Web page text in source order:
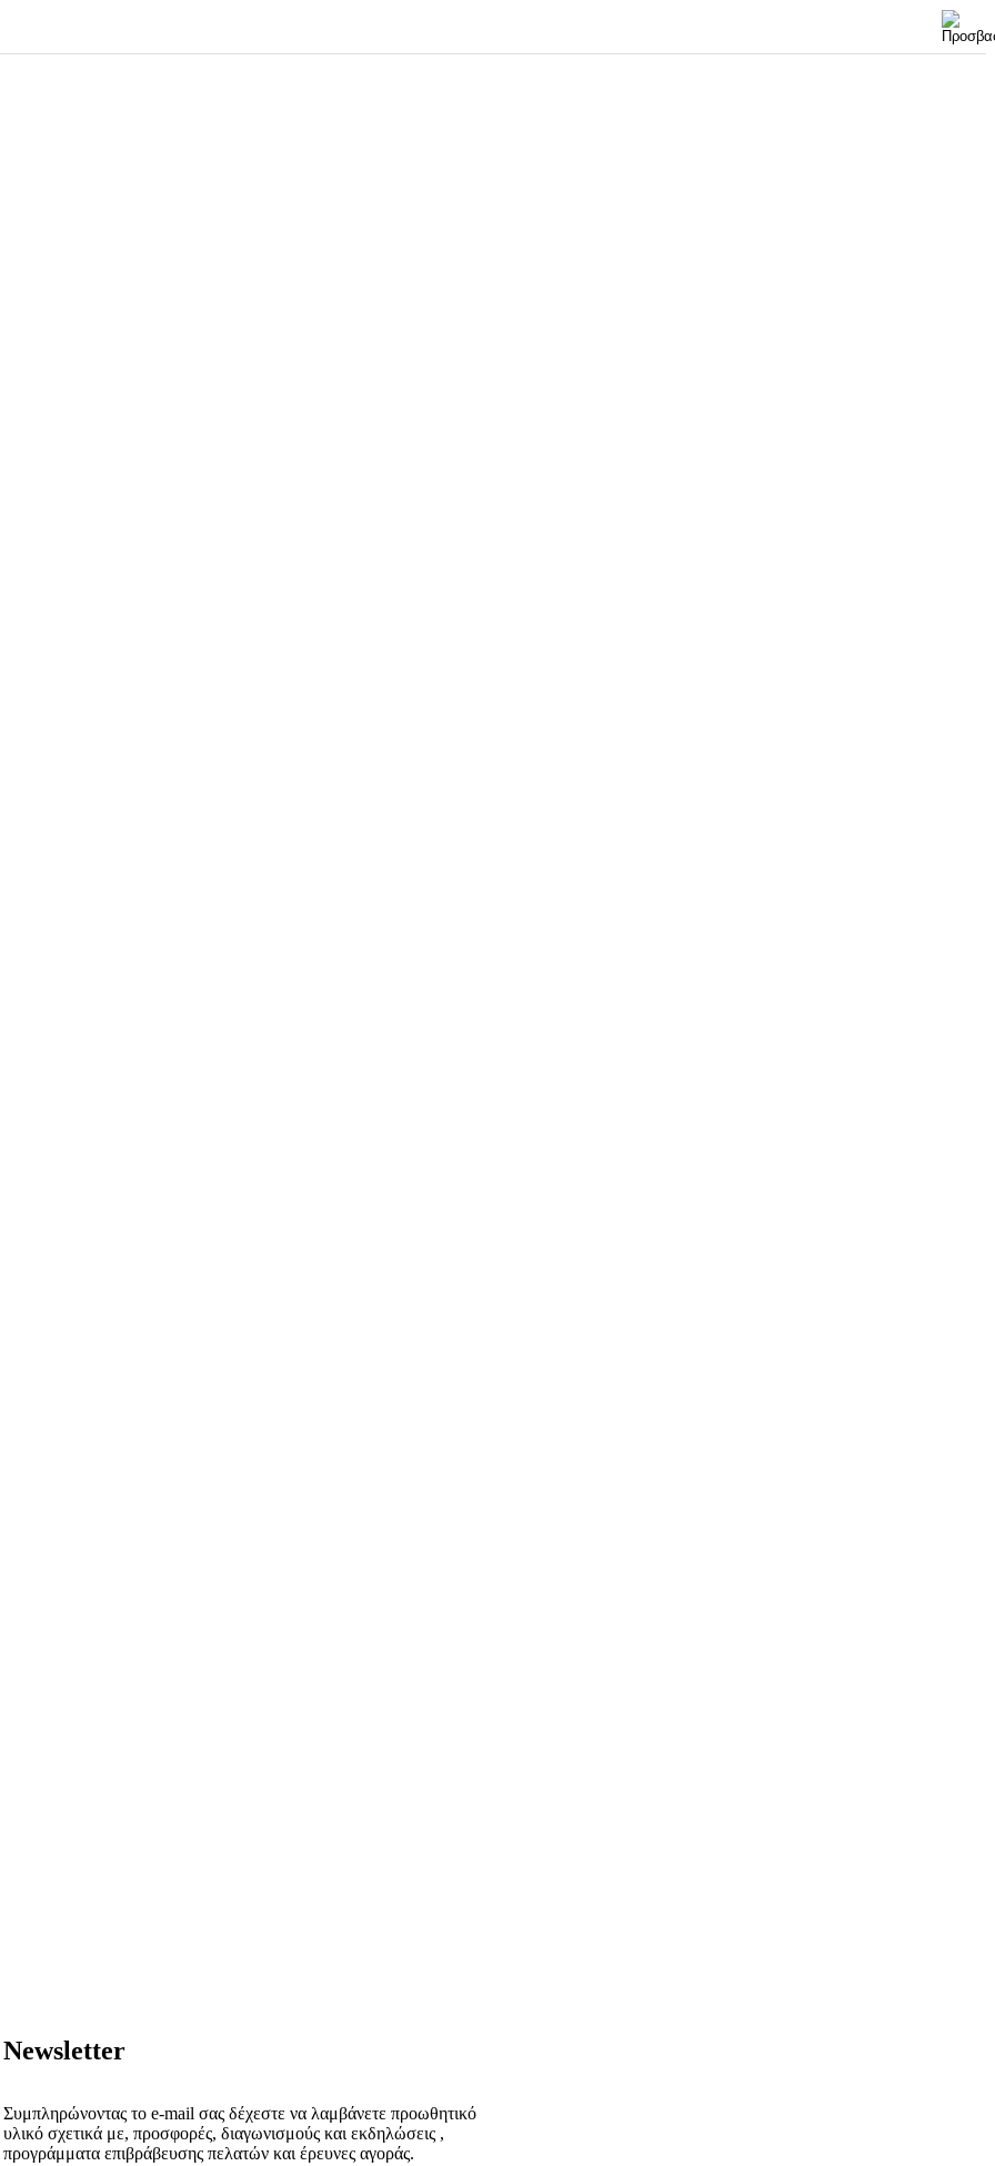
Newsletter
Συμπληρώνοντας το e-mail σας δέχεστε να λαμβάνετε προωθητικό
υλικό σχετικά με, προσφορές, διαγωνισμούς και εκδηλώσεις ,
προγράμματα επιβράβευσης πελατών και έρευνες αγοράς.